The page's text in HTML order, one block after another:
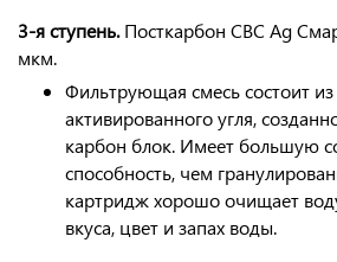
3-я ступень. Посткарбон CBC Ag
мкм.
Фильтрующая смесьсостоит
активированного угля,
карбон блок. Имеет большую
способность, чем
картридж хорошо очищает
вкуса, цвет и запах воды.